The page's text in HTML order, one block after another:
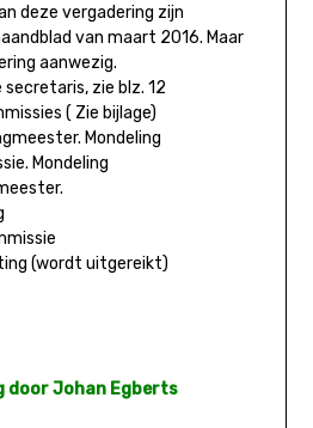
deze vergadering zijn
van maart 2016. Maar
aanwezig.
zie blz. 12
( Zie bijlage)
Mondeling
Mondeling
(wordt uitgereikt)
door Johan Egberts